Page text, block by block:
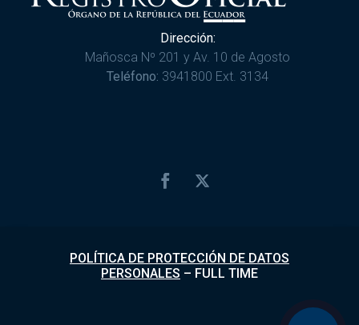
Dirección:
Mañosca Nº 201 y Av. 10 de Agosto
Teléfono: 3941800 Ext. 3134
POLÍTICA DE PROTECCIÓN DE DATOS
PERSONALES – FULL TIME